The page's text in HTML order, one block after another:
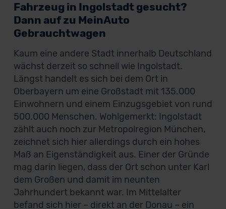
Fahrzeug in Ingolstadt gesucht?
Dann auf zu MeinAuto
Gebrauchtwagen
Kaum eine andere Stadt innerhalb Deutschland
wächst derzeit so schnell wie Ingolstadt.
Längst handelt es sich bei dem Ort in
Oberbayern um eine Großstadt mit 135.000
Einwohnern und einem Einzugsgebiet von rund
500.000 Menschen. Wohlgemerkt: Ingolstadt
zählt auch noch zur Metropolregion München,
zeichnet sich hier allerdings durch ein hohes
Maß an Eigenständigkeit aus. Einer der Gründe
mag darin liegen, dass der Ort schon unter Karl
dem Großen und damit im neunten
Jahrhundert bekannt war. Im Mittelalter
befand sich hier – direkt an der Donau – ein